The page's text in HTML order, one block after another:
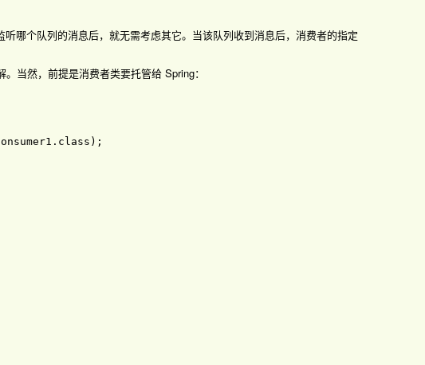
哪个队列的消息后，就无需考虑其它。当该队列收到消息后，消费者的指定
当然，前提是消费者类要托管给 Spring：
. class ) ;